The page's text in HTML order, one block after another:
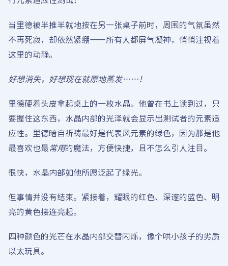
当里德被半推半就地按在另一张桌子前时，周围的气氛虽然
不再死寂，却依然紧绷——所有人都屏气凝神，悄悄注视着
这里的动静。
好想消失，好想现在就原地蒸发……！
里德硬着头皮拿起桌上的一枚水晶。他曾在书上读到过，只
要握住这东西，水晶内部的光泽就会显示出测试者的元素适
应性。里德暗自祈祷最好是代表风元素的绿色，因为那是他
最喜欢也最常用的魔法，方便快捷，且不怎么引人注目。
很快，水晶内部如他所愿泛起了绿光。
但事情并没有结束。紧接着，耀眼的红色、深邃的蓝色、明
亮的黄色接连亮起。
四种颜色的光芒在水晶内部交替闪烁，像个哄小孩子的劣质
以太玩具。